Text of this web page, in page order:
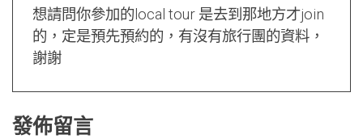
想請問你參加的local tour 是去到那地方才join
的，定是預先預約的，有沒有旅行團的資料，
謝謝
發佈留言